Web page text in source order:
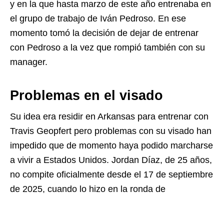
y en la que hasta marzo de este año entrenaba en
el grupo de trabajo de Iván Pedroso. En ese
momento tomó la decisión de dejar de entrenar
con Pedroso a la vez que rompió también con su
manager.
Problemas en el visado
Su idea era residir en Arkansas para entrenar con
Travis Geopfert pero problemas con su visado han
impedido que de momento haya podido marcharse
a vivir a Estados Unidos. Jordan Díaz, de 25 años,
no compite oficialmente desde el 17 de septiembre
de 2025, cuando lo hizo en la ronda de